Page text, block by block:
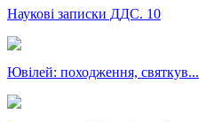
Наукові записки ДДС. 10
Ювілей: походження, святкув...